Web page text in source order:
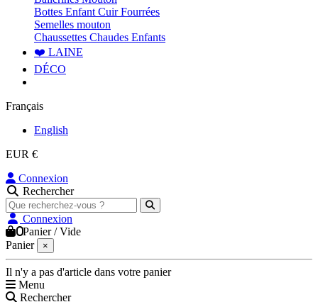
Bottes Enfant Cuir Fourrées
Semelles mouton
Chaussettes Chaudes Enfants
❤️ LAINE
DÉCO
Français
English
EUR €
Connexion
Rechercher
Connexion
0Panier /Vide
Panier
×
Il n'y a pas d'article dans votre panier
Menu
Rechercher